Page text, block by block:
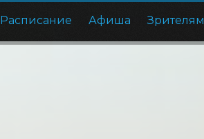
Расписание Афиша Зрителям